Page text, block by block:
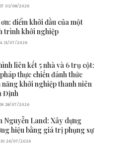
01/08/2026
điểm khởi đầu của một
trình khởi nghiệp
31/07/2026
liên kết 5 nhà và 6 trụ cột:
thực chiến đánh thức
năng khởi nghiệp thanh niên
Định
28/07/2026
Nguyễn Land: Xây dựng
hiệu bằng giá trị phụng sự
26/07/2026